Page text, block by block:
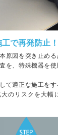
で再発防止！
原因を突き止め
を、特殊機器を使
て適正な施工を
のリスクを大幅